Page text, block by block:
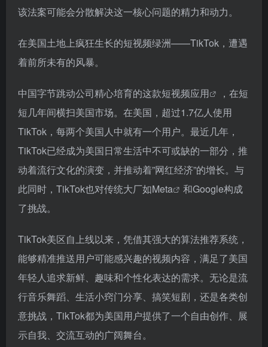
该法案可能会分散解决这一核心问题的精力和动力。
在美国土地上疯狂生长的短视频绿洲——TikTok，遭遇
着前所未有的风暴。
中国字节跳动公司精心培育的这款短视频应用
，在短
短几年间横扫美国市场。在美国，超过1.7亿人使用
TikTok，每两个美国人中就有一个用户。最近几年，
TikTok已经成为美国日常生活中不可或缺的一部分，推
动着流行文化的演变，并推动着”网红经济”的增长。与
此同时，TikTok也对传统大厂如Meta
和Google构成
了挑战。
TikTok美区自上线以来，凭借其强大的算法推荐系统，
能够精准推送用户可能感兴趣的视频内容，满足了美国
年轻人追求新鲜、趣味和个性化表达的需求。无论是流
行音乐舞蹈、生活小窍门分享、搞笑短剧，还是各类创
意挑战，TikTok都为美国用户提供了一个自由创作、展
示自我、交流互动的广阔舞台。